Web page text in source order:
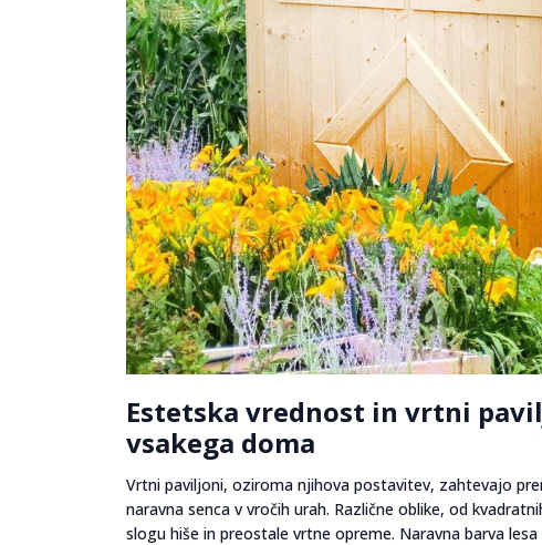
Estetska vrednost in vrtni
vsakega doma
Vrtni paviljoni, oziroma njihova postavitev, zahtevajo
naravna senca v vročih urah. Različne oblike, od
slogu hiše in preostale vrtne opreme. Naravna barva